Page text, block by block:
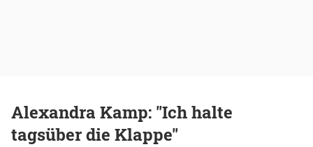
Alexandra Kamp: "Ich halte
tagsüber die Klappe"